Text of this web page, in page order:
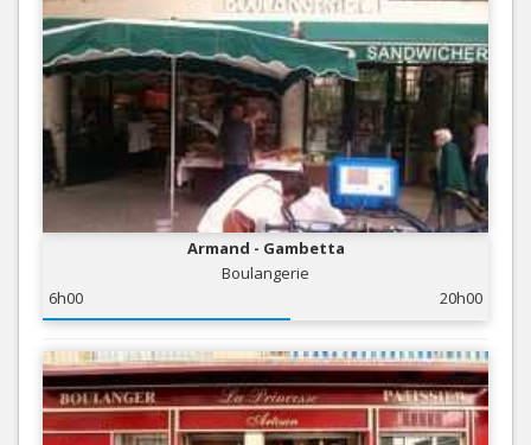
Armand - Gambetta
Boulangerie
6h00
20h00